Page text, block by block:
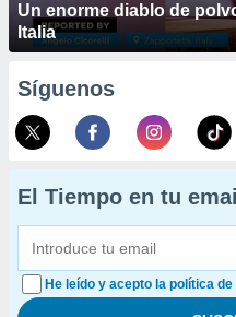
Un enorme diablo de
Italia
Síguenos
El Tiempo en tu email
He leído y acepto la política